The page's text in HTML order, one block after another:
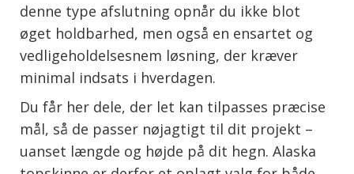
denne type afslutning opnår du ikke blot
øget holdbarhed, men også en ensartet og
vedligeholdelsesnem løsning, der kræver
minimal indsats i hverdagen.
Du får her dele, der let kan tilpasses præcise
mål, så de passer nøjagtigt til dit projekt –
uanset længde og højde på dit hegn. Alaska